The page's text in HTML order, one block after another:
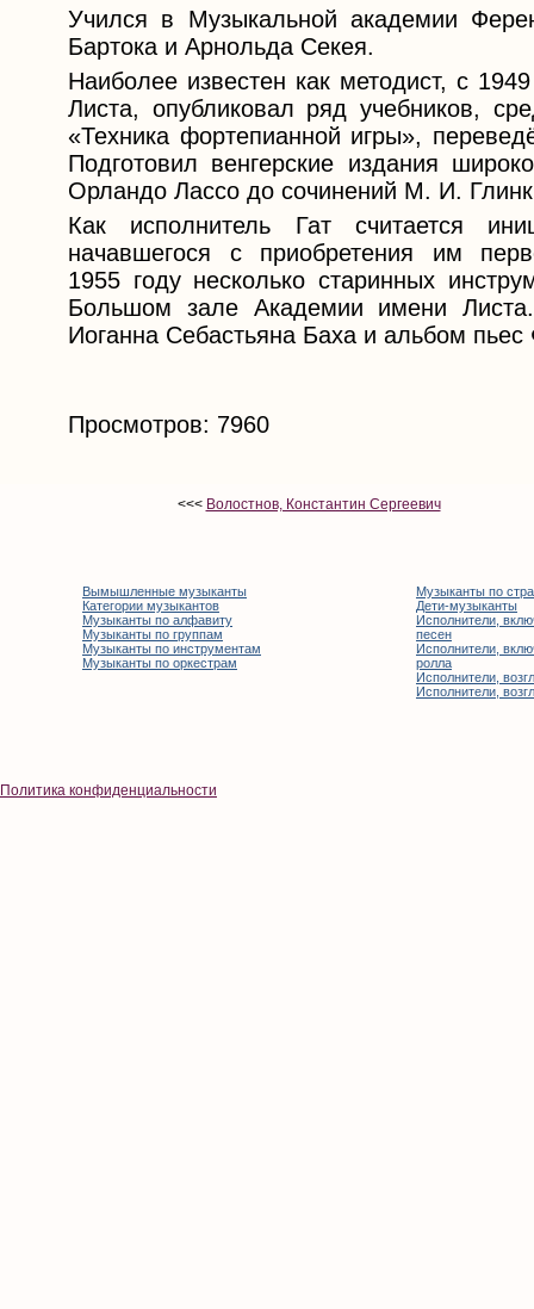
Учился в Музыкальной академии
Бартока и Арнольда Секея.
Наиболее известен как методист, с
Листа, опубликовал ряд учебников,
«Техника фортепианной игры»,
Подготовил венгерские издания
Орландо Лассо до сочинений М. И.
Как исполнитель Гат считается
начавшегося с приобретения им
1955 году несколько старинных
Большом зале Академии имени
Иоганна Себастьяна Баха и альбом
Просмотров: 7960
<<< Волостнов, Константин Сергеевич
Вымышленные музыканты
Категории музыкантов
Музыканты по алфавиту
Музыканты по группам
Музыканты по инструментам
Музыканты по оркестрам
Музыканты по
Дети-музыканты
Исполнители,
песен
Исполнители,
ролла
Исполнители,
Исполнители,
Политика конфиденциальности